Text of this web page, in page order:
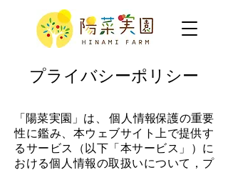
プライバシーポリシー
「陽菜実園」は、 個人情報保護の重要
性に鑑み、本ウェブサイト上で提供す
るサービス（以下「本サービス」）に
おける個人情報の取扱いについて，プ